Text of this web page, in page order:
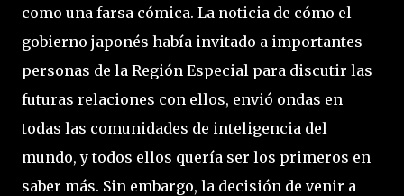
como una farsa cómica. La noticia de cómo el
gobierno japonés había invitado a importantes
personas de la Región Especial para discutir las
futuras relaciones con ellos, envió ondas en
todas las comunidades de inteligencia del
mundo, y todos ellos quería ser los primeros en
saber más. Sin embargo, la decisión de venir a